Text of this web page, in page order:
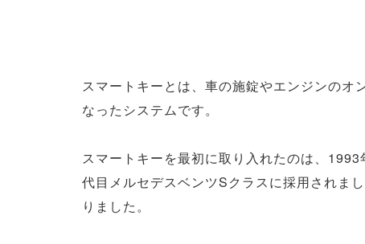
スマートキーとは、車の施錠やエンジンのオ
なったシステムです。
スマートキーを最初に取り入れたのは、
代目メルセデスベンツSクラスに採用されま
りました。